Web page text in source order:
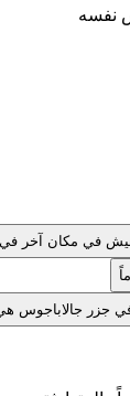
نفسه
في مكان آخر في
جالاباجوس هي